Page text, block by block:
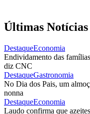
Últimas Notícias
DestaqueEconomia
Endividamento das
diz CNC
DestaqueGastronomia
No Dia dos Pais, um
nonna
DestaqueEconomia
Laudo confirma que